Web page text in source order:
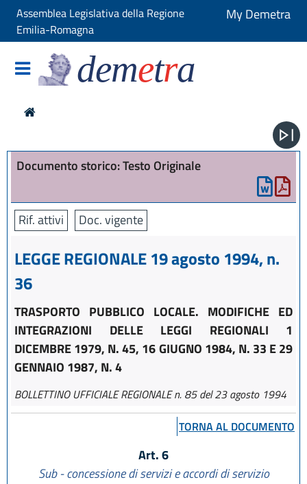
Assemblea Legislativa della Regione
Emilia-Romagna
My Demetra
demetra
Documento storico: Testo Originale
Rif. attivi Doc. vigente
LEGGE REGIONALE 19 agosto 1994, n.
36
TRASPORTO PUBBLICO LOCALE. MODIFICHE ED
INTEGRAZIONI DELLE LEGGI REGIONALI 1
DICEMBRE 1979, N. 45, 16 GIUGNO 1984, N. 33 E 29
GENNAIO 1987, N. 4
BOLLETTINO UFFICIALE REGIONALE n. 85 del 23 agosto 1994
TORNA AL DOCUMENTO
Art. 6
Sub - concessione di servizi e accordi di servizio